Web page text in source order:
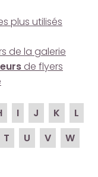
plus utilisés
de la galerie
de flyers
I J K
L
T U V
W